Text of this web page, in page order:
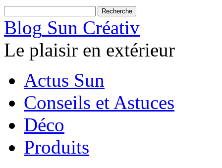
Blog Sun Créativ
Le plaisir en extérieur
Actus Sun
Conseils et Astuces
Déco
Produits